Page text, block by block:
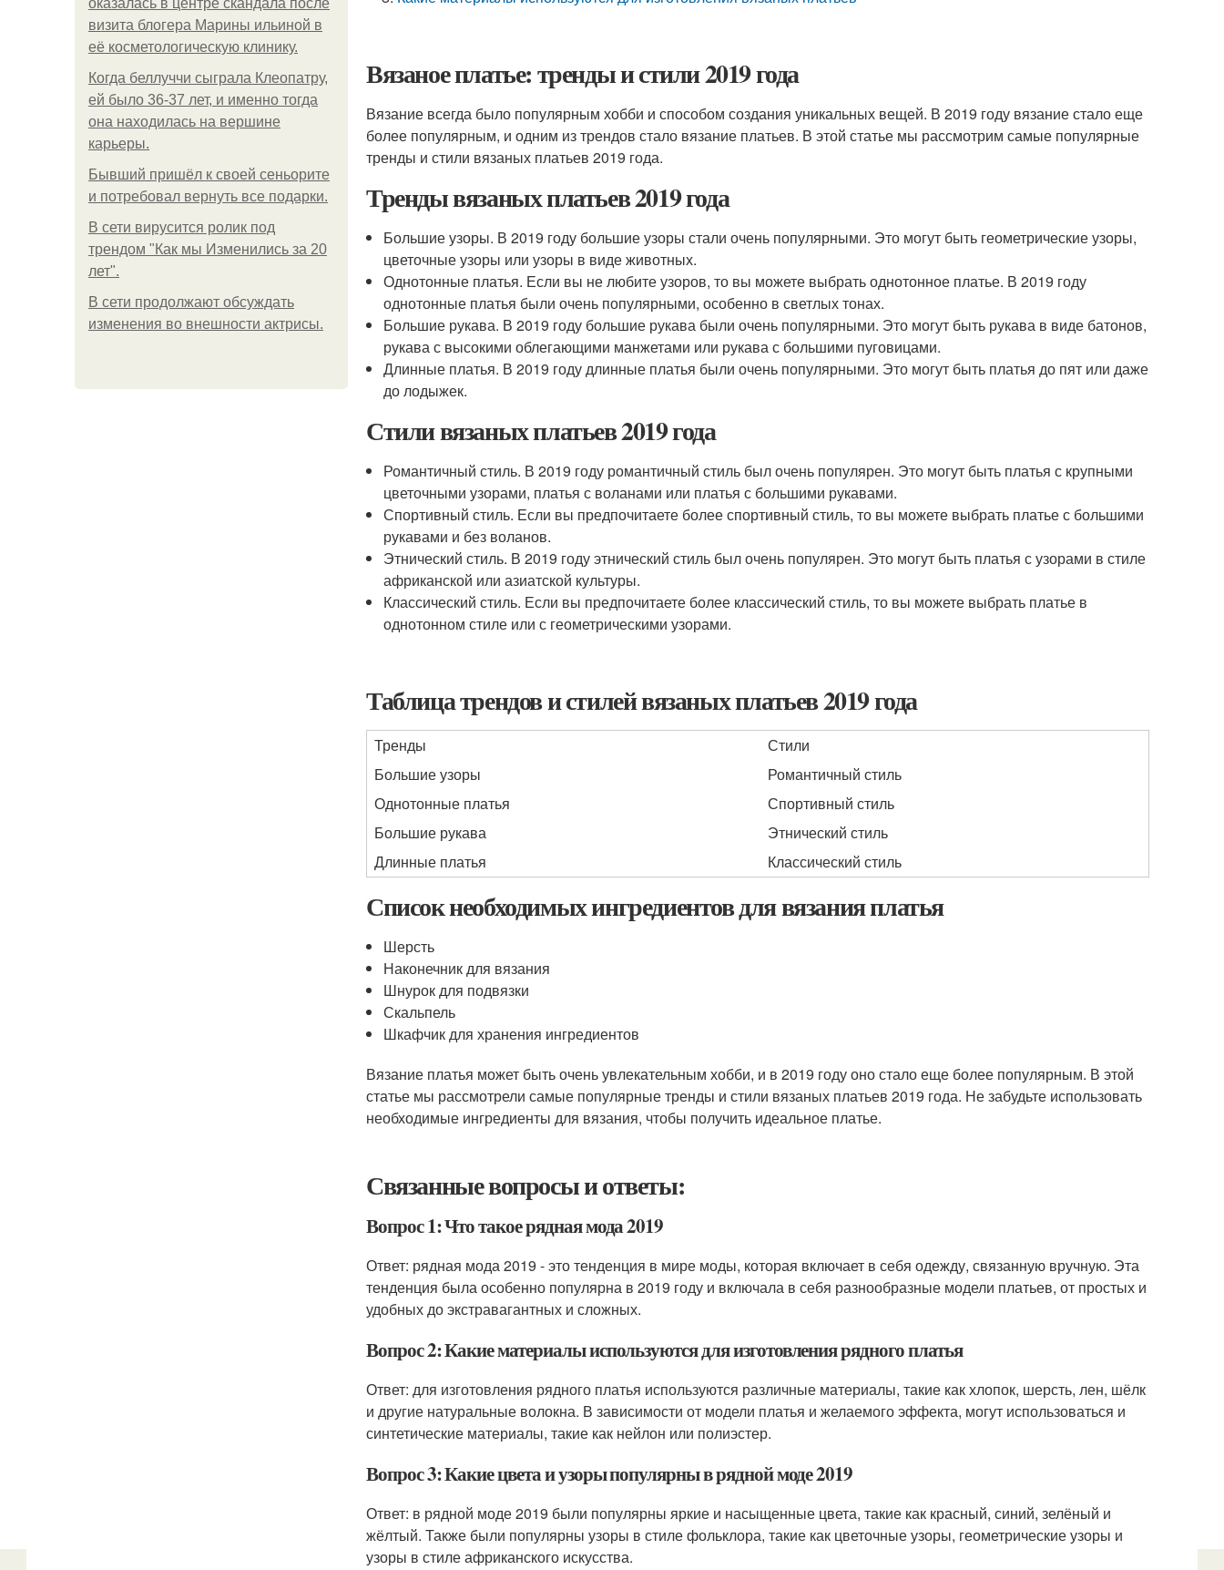
оказалась в центре скандала после
визита блогера Марины ильиной в
её косметологическую клинику.
Когда беллуччи сыграла Клеопатру,
ей было 36-37 лет, и именно тогда
она находилась на вершине
карьеры.
Бывший пришёл к своей сеньорите
и потребовал вернуть все подарки.
В сети вирусится ролик под
трендом "Как мы Изменились за 20
лет".
В сети продолжают обсуждать
изменения во внешности актрисы.
Вязаное платье: тренды и стили 2019 года
Вязание всегда было популярным хобби и способом создания уникальных вещей. В 2019 году вязание стало еще
более популярным, и одним из трендов стало вязание платьев. В этой статье мы рассмотрим самые популярные
тренды и стили вязаных платьев 2019 года.
Тренды вязаных платьев 2019 года
Большие узоры. В 2019 году большие узоры стали очень популярными. Это могут быть геометрические узоры,
цветочные узоры или узоры в виде животных.
Однотонные платья. Если вы не любите узоров, то вы можете выбрать однотонное платье. В 2019 году
однотонные платья были очень популярными, особенно в светлых тонах.
Большие рукава. В 2019 году большие рукава были очень популярными. Это могут быть рукава в виде батонов,
рукава с высокими облегающими манжетами или рукава с большими пуговицами.
Длинные платья. В 2019 году длинные платья были очень популярными. Это могут быть платья до пят или даже
до лодыжек.
Стили вязаных платьев 2019 года
Романтичный стиль. В 2019 году романтичный стиль был очень популярен. Это могут быть платья с крупными
цветочными узорами, платья с воланами или платья с большими рукавами.
Спортивный стиль. Если вы предпочитаете более спортивный стиль, то вы можете выбрать платье с большими
рукавами и без воланов.
Этнический стиль. В 2019 году этнический стиль был очень популярен. Это могут быть платья с узорами в стиле
африканской или азиатской культуры.
Классический стиль. Если вы предпочитаете более классический стиль, то вы можете выбрать платье в
однотонном стиле или с геометрическими узорами.
Таблица трендов и стилей вязаных платьев 2019 года
Тренды
Стили
Большие узоры
Романтичный стиль
Однотонные платья
Спортивный стиль
Большие рукава
Этнический стиль
Длинные платья
Классический стиль
Список необходимых ингредиентов для вязания платья
Шерсть
Наконечник для вязания
Шнурок для подвязки
Скальпель
Шкафчик для хранения ингредиентов
Вязание платья может быть очень увлекательным хобби, и в 2019 году оно стало еще более популярным. В этой
статье мы рассмотрели самые популярные тренды и стили вязаных платьев 2019 года. Не забудьте использовать
необходимые ингредиенты для вязания, чтобы получить идеальное платье.
Связанные вопросы и ответы:
Вопрос 1: Что такое рядная мода 2019
Ответ: рядная мода 2019 - это тенденция в мире моды, которая включает в себя одежду, связанную вручную. Эта
тенденция была особенно популярна в 2019 году и включала в себя разнообразные модели платьев, от простых и
удобных до экстравагантных и сложных.
Вопрос 2: Какие материалы используются для изготовления рядного платья
Ответ: для изготовления рядного платья используются различные материалы, такие как хлопок, шерсть, лен, шёлк
и другие натуральные волокна. В зависимости от модели платья и желаемого эффекта, могут использоваться и
синтетические материалы, такие как нейлон или полиэстер.
Вопрос 3: Какие цвета и узоры популярны в рядной моде 2019
Ответ: в рядной моде 2019 были популярны яркие и насыщенные цвета, такие как красный, синий, зелёный и
жёлтый. Также были популярны узоры в стиле фольклора, такие как цветочные узоры, геометрические узоры и
узоры в стиле африканского искусства.